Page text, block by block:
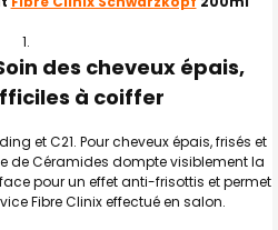
des cheveux épais,
à coiffer
et C21. Pour cheveux épais, frisés et
de Céramides dompte visiblement la
pour un effet anti-frisottis et permet
Fibre Clinix effectué en salon.